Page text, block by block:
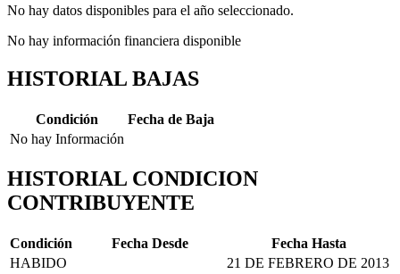
No hay datos disponibles para el año seleccionado.
No hay información financiera disponible
HISTORIAL BAJAS
Condición
Fecha de Baja
No hay Información
HISTORIAL CONDICION
CONTRIBUYENTE
Condición Fecha Desde
Fecha Hasta
HABIDO
21 DE FEBRERO DE 2013